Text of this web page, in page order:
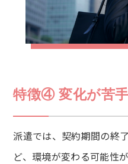
特徴④ 変化が苦
派遣では、契約期間の終
ど、環境が変わる可能性が